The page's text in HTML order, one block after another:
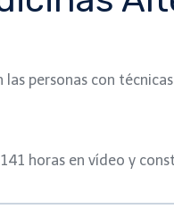
personas con
horas en vídeo y